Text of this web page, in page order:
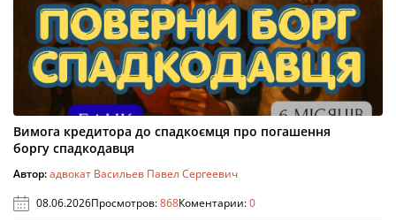
Вимога кредитора до спадкоємця про погашення
боргу спадкодавця
Автор:адвокат Васильев Павел Сергеевич
08.06.2026Просмотров:868Коментарии:0